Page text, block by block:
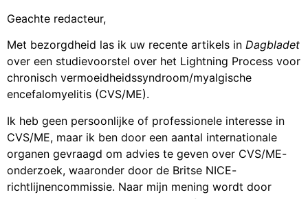
Geachte redacteur,
Met bezorgdheid las ik uw recente artikels in Dagbladet
over een studievoorstel over het Lightning Process voor
chronisch vermoeidheidssyndroom/myalgische
encefalomyelitis (CVS/ME).
Ik heb geen persoonlijke of professionele interesse in
CVS/ME, maar ik ben door een aantal internationale
organen gevraagd om advies te geven over CVS/ME-
onderzoek, waaronder door de Britse NICE-
richtlijnencommissie. Naar mijn mening wordt door